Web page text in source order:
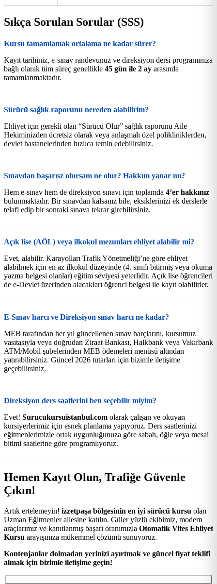
Sıkça Sorulan Sorular (SSS)
Kursu tamamlamak ortalama ne kadar sürer?
Kayıt tarihiniz, e-sınav randevunuz ve direksiyon dersi programınıza
bağlı olarak tüm süreç genellikle 45 gün ile 2 ay arasında
tamamlanmaktadır.
Sürücü sağlık raporunu nereden alabilirim?
Ehliyet için gerekli olan “Sürücü Olur” sağlık raporunu Aile
Hekiminizden ücretsiz olarak veya anlaşmalı özel polikliniklerden,
devlet hastanelerinden hızlıca temin edebilirsiniz.
Sınavdan başarısz olursam ne olur? Hakkım yanar mı?
Hem e-sınav hem de direksiyon sınavı için toplamda 4’er hakkınız
bulunmaktadır. Bir sınavdan kalsanız bile, eksiklerinizi ek derslerle
telafi edip bir sonraki sınava tekrar girebilirsiniz.
Açık lise (AÖL) veya ilkokul mezunları ehliyet alabilir mi?
Evet, alabilir. Karayolları Trafik Yönetmeliği’ne göre ehliyet
alabilmek için en az ilkokul düzeyinde (4. sınıfı bitirmiş veya okuma
yazma belgesi olanlar) eğitim seviyesi yeterlidir. Açık lise öğrencileri
de e-Devlet üzerinden alacakları öğrenci belgesi ile kayıt olabilirler.
E-Sınav harcı ve Direksiyon sınav harcı ne kadar?
MEB tarafından her yıl güncellenen sınav harçlarını, kursumuz
vasıtasıyla veya doğrudan Ziraat Bankası, Halkbank veya Vakıfbank
ATM/Mobil şubelerinden MEB ödemeleri menüsü altından
yatırabilirsiniz. Güncel 2026 tutarları için bizimle iletişime
geçebilirsiniz.
Direksiyon ders saatlerini ben seçebilir miyim?
Evet! Surucukursuistanbul.com olarak çalışan ve okuyan
kursiyerlerimiz için esnek planlama yapıyoruz. Ders saatlerinizi
eğitmenlerimizle ortak uygunluğunuza göre sabah, öğle veya mesai
bitimi saatlerine göre programlıyoruz.
Hemen Kayıt Olun, Trafiğe Güvenle
Çıkın!
Artık ertelemeyin! izzetpaşa bölgesinin en iyi sürücü kursu olan
Uzman Eğitmenler ailesine katılın. Güler yüzlü ekibimiz, modern
araçlarımız ve kanıtlanmış başarı oranımızla Otomatik Vites Ehliyet
Kursu arayışınıza mükemmel çözümü sunuyoruz.
Kontenjanlar dolmadan yerinizi ayırtmak ve güncel fiyat teklifi
almak için bizimle iletişime geçin!